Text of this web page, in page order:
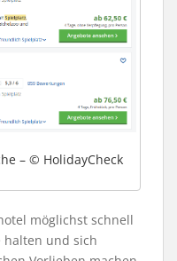
– © HolidayCheck
möglichst schnell
und sich